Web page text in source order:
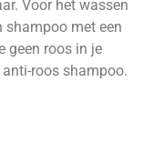
Voor het wassen
shampoo met een
geen roos in je
roos shampoo.